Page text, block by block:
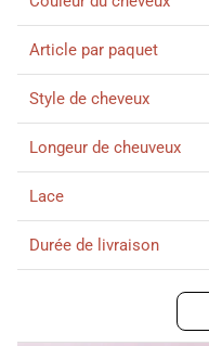
Article par paquet
Style de cheveux
Longeur de cheuveux
Lace
Durée de livraison